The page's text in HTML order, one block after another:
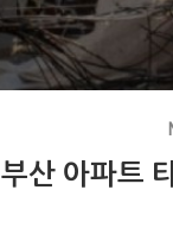
부산 아파트